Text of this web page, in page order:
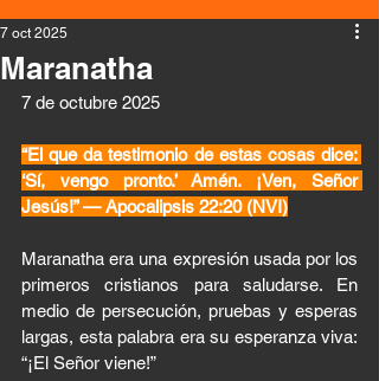
Maranatha
7 oct 2025
7 de octubre 2025
“El que da testimonio de estas cosas dice:
‘Sí, vengo pronto.’ Amén. ¡Ven, Señor
Jesús!” — Apocalipsis 22:20 (NVI)
Maranatha era una expresión usada por los
primeros cristianos para saludarse. En
medio de persecución, pruebas y esperas
largas, esta palabra era su esperanza viva:
“¡El Señor viene!”